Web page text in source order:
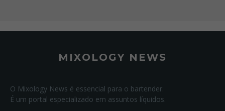
MIXOLOGY NEWS
O Mixology News é essencial para o bartender.
É um portal especializado em assuntos líquidos.